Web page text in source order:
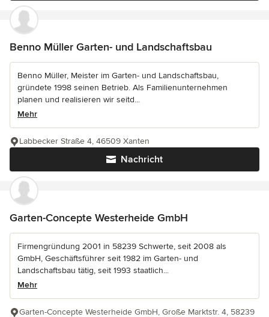
Benno Müller Garten- und Landschaftsbau
Benno Müller, Meister im Garten- und Landschaftsbau,
gründete 1998 seinen Betrieb. Als Familienunternehmen
planen und realisieren wir seitd...
Mehr
Nachricht
Labbecker Straße 4, 46509 Xanten
Garten-Concepte Westerheide GmbH
Firmengründung 2001 in 58239 Schwerte, seit 2008 als
GmbH, Geschäftsführer seit 1982 im Garten- und
Landschaftsbau tätig, seit 1993 staatlich...
Mehr
Garten-Concepte Westerheide GmbH, Große Marktstr. 4, 58239